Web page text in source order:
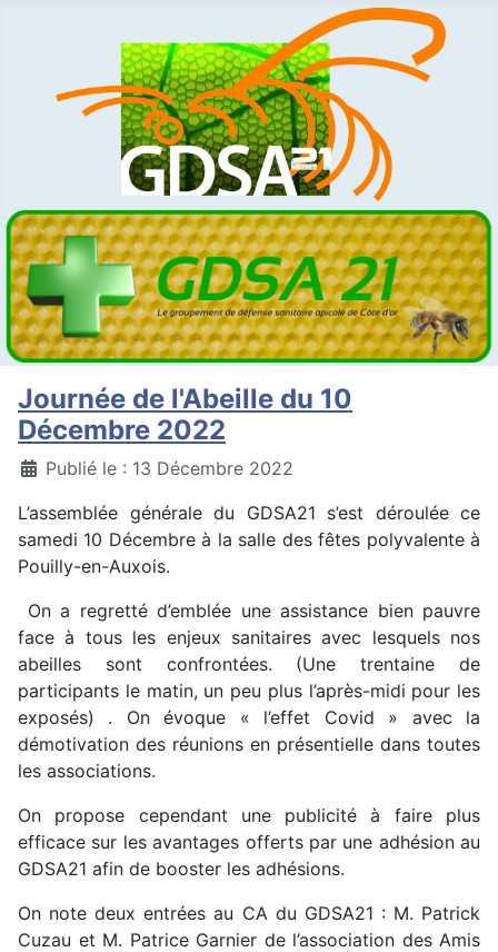
Journée de l'Abeille du 10
Décembre 2022
DétailsPublié le : 13 Décembre 2022
L’assemblée générale du GDSA21 s’est déroulée ce
samedi 10 Décembre à la salle des fêtes polyvalente à
Pouilly-en-Auxois.
On a regretté d’emblée une assistance bien pauvre
face à tous les enjeux sanitaires avec lesquels nos
abeilles sont confrontées. (Une trentaine de
participants le matin, un peu plus l’après-midi pour les
exposés) . On évoque « l’effet Covid » avec la
démotivation des réunions en présentielle dans toutes
les associations.
On propose cependant une publicité à faire plus
efficace sur les avantages offerts par une adhésion au
GDSA21 afin de booster les adhésions.
On note deux entrées au CA du GDSA21 : M. Patrick
Cuzau et M. Patrice Garnier de l’association des Amis